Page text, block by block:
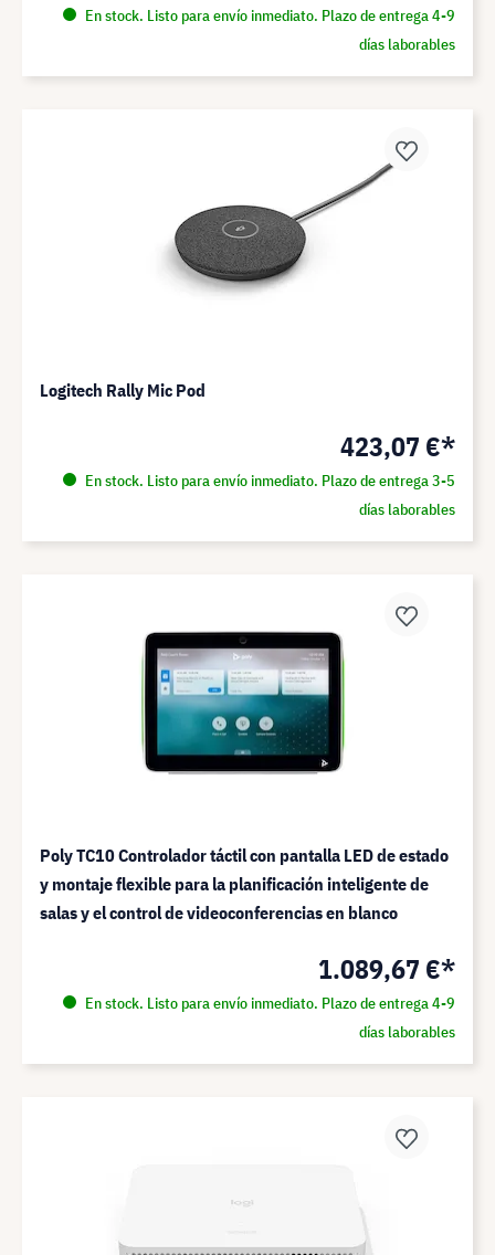
En stock. Listo para envío inmediato. Plazo de entrega 4-9
días laborables
Logitech Rally Mic Pod
423,07 €*
En stock. Listo para envío inmediato. Plazo de entrega 3-5
días laborables
Poly TC10 Controlador táctil con pantalla LED de estado
y montaje flexible para la planificación inteligente de
salas y el control de videoconferencias en blanco
1.089,67 €*
En stock. Listo para envío inmediato. Plazo de entrega 4-9
días laborables